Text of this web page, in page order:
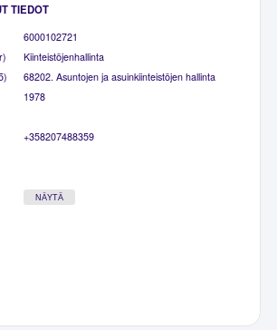
TIEDOT
6000102721
Kiinteistöjenhallinta
68202. Asuntojen ja asuinkiinteistöjen hallinta
1978
+358207488359
NÄYTÄ